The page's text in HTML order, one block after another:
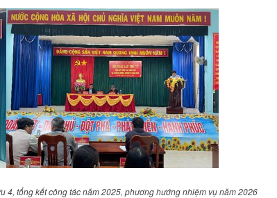
tổng kết công tác năm 2025, phương hướng nhiệm vụ năm 2026